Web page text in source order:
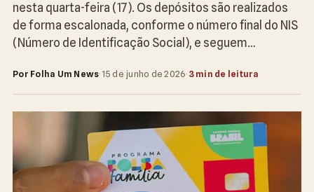
nesta quarta-feira (17). Os depósitos são realizados
de forma escalonada, conforme o número final do NIS
(Número de Identificação Social), e seguem…
Por Folha Um News· 15 de junho de 2026· 3 min de leitura